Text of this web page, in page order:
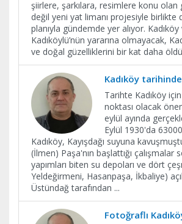
şiirlere, şarkılara, resimlere konu olan
değil yeni yat limanı projesiyle birlikte
planıyla gündemde yer alıyor. Kadıköy
Kadıköylü’nün yararına olmayacak,
ve doğal güzelliklerini bir kat daha öldü
Kadıköy
Tarihte Kadıköy
noktası olacak
eylül ayında
Eylül 1930'da
Kadıköy, Kayışdağı suyuna
(İlmen) Paşa'nın başlattığı çalışmalar
yapımları biten su depoları ve dört
Yeldeğirmeni, Hasanpaşa, İkbaliye)
Üstündağ tarafından ...
Fotoğraflı